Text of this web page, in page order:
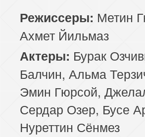
Режиссеры: Метин
Ахмет Йильмаз
Актеры: Бурак
Балчин, Альма
Эмин Гюрсой,
Сердар Озер, Бусе
Нуреттин Сёнмез